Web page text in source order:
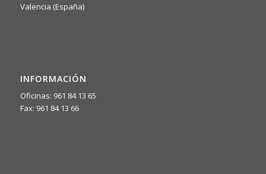
Valencia (España)
INFORMACIÓN
Oficinas: 961 84 13 65
Fax: 961 84 13 66